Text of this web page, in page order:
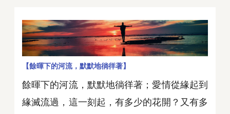
【餘暉下的河流，默默地徜徉著】
餘暉下的河流，默默地徜徉著；愛情從緣起到
緣滅流過，這一刻起，有多少的花開？又有多